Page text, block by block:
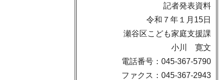
記者発表資料
令和７年１月15日
瀬谷区こども家庭支援課
小川 寛文
電話番号：045-367-5790
ファクス：045-367-2943